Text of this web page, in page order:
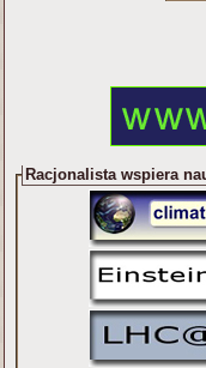
Racjonalista wspiera